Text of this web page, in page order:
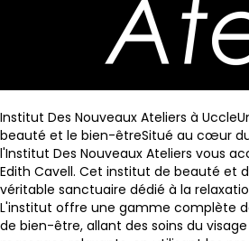
Institut Des Nouveaux Ateliers à Uccle
beauté et le bien-êtreSitué au cœur
l'Institut Des Nouveaux Ateliers vous
Edith Cavell. Cet institut de beauté et
véritable sanctuaire dédié à la
L'institut offre une gamme complète
de bien-être, allant des soins du